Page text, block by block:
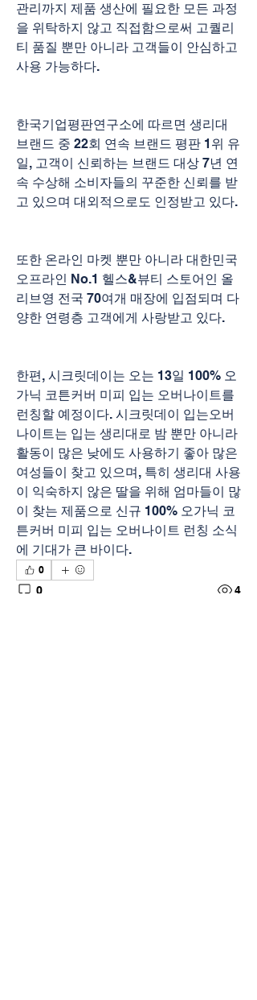
관리까지 제품 생산에 필요한 모든 과정
을 위탁하지 않고 직접함으로써 고퀄리
티 품질 뿐만 아니라 고객들이 안심하고
사용 가능하다.
한국기업평판연구소에 따르면 생리대
브랜드 중 22회 연속 브랜드 평판 1위 유
일, 고객이 신뢰하는 브랜드 대상 7년 연
속 수상해 소비자들의 꾸준한 신뢰를 받
고 있으며 대외적으로도 인정받고 있다.
또한 온라인 마켓 뿐만 아니라 대한민국
오프라인 No.1 헬스&뷰티 스토어인 올
리브영 전국 70여개 매장에 입점되며 다
양한 연령층 고객에게 사랑받고 있다.
한편, 시크릿데이는 오는 13일 100% 오
가닉 코튼커버 미피 입는 오버나이트를
런칭할 예정이다. 시크릿데이 입는오버
나이트는 입는 생리대로 밤 뿐만 아니라
활동이 많은 낮에도 사용하기 좋아 많은
여성들이 찾고 있으며, 특히 생리대 사용
이 익숙하지 않은 딸을 위해 엄마들이 많
이 찾는 제품으로 신규 100% 오가닉 코
튼커버 미피 입는 오버나이트 런칭 소식
에 기대가 큰 바이다.
0
0 4